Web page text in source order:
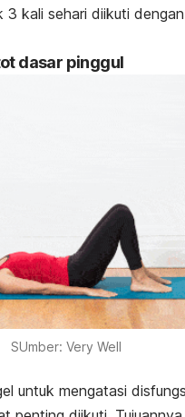
3 kali sehari diikuti
dasar pinggul
SUmber: Very Well
untuk mengatasi